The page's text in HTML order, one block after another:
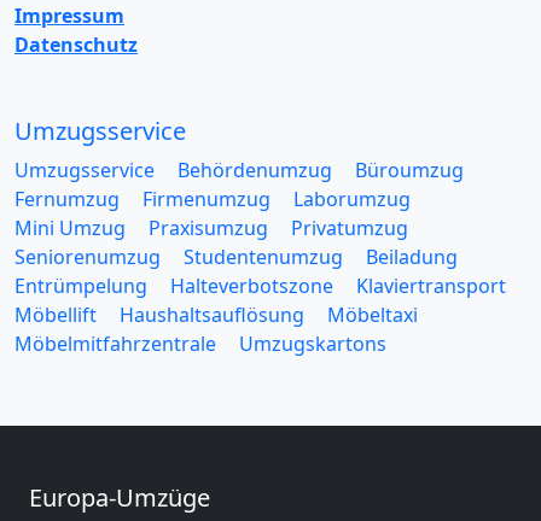
Impressum
Datenschutz
Umzugsservice
Umzugsservice Behördenumzug
Büroumzug
Fernumzug
Firmenumzug
Laborumzug
Mini Umzug
Praxisumzug
Privatumzug
Seniorenumzug
Studentenumzug
Beiladung
Entrümpelung
Halteverbotszone
Klaviertransport
Möbellift
Haushaltsauflösung
Möbeltaxi
Möbelmitfahrzentrale
Umzugskartons
Europa-Umzüge